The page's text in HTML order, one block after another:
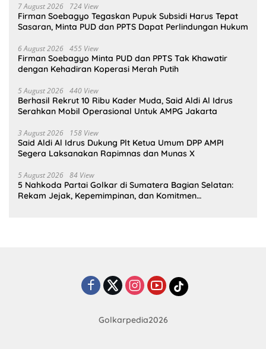
7 August 2026 724 View
Firman Soebagyo Tegaskan Pupuk Subsidi Harus Tepat
Sasaran, Minta PUD dan PPTS Dapat Perlindungan Hukum
6 August 2026 455 View
Firman Soebagyo Minta PUD dan PPTS Tak Khawatir
dengan Kehadiran Koperasi Merah Putih
5 August 2026 440 View
Berhasil Rekrut 10 Ribu Kader Muda, Said Aldi Al Idrus
Serahkan Mobil Operasional Untuk AMPG Jakarta
3 August 2026 158 View
Said Aldi Al Idrus Dukung Plt Ketua Umum DPP AMPI
Segera Laksanakan Rapimnas dan Munas X
5 August 2026 84 View
5 Nahkoda Partai Golkar di Sumatera Bagian Selatan:
Rekam Jejak, Kepemimpinan, dan Komitmen
Golkarpedia2026